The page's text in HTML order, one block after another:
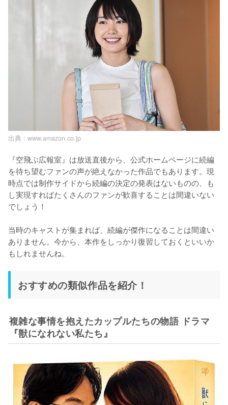
出典 : www.amazon.co.jp
『空飛ぶ広報室』は放送直後から、公式ホームページに続編
を待ち望むファンの声が絶えなかった作品でもあります。現
時点では制作サイドから続編の決定の発表はないものの、も
し実現すればたくさんのファンが歓喜することは間違いない
でしょう！
当時のキャストが集まれば、続編が傑作になることは間違い
ありません。今から、本作をしっかり復習しておくといいか
もしれませんね。
おすすめの類似作品を紹介！
複雑な事情を抱えたカップルたちの物語 ドラマ
『獣になれない私たち』